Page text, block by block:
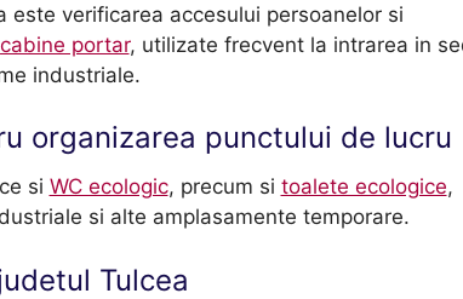
verificarea accesului persoanelor si
cabine portar, utilizate frecvent la intrarea in
industriale.
organizarea punctului de lucru
si WC ecologic, precum si toalete ecologice,
si alte amplasamente temporare.
Tulcea